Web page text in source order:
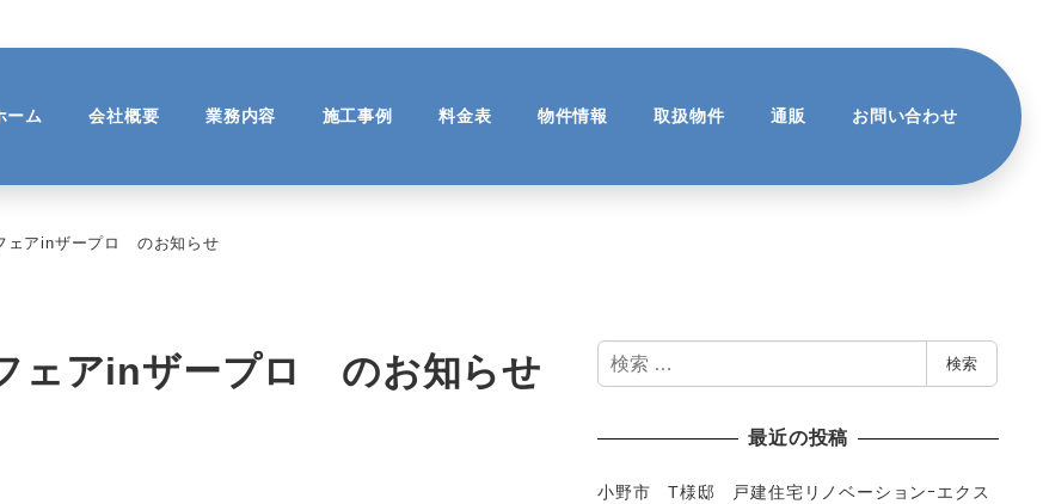
ーム 会社概要 業務内容 施工事例 料金表 物件情報 取扱物件 通販 お問い合わせ
ェアinザープロ のお知らせ
ェアinザープロ のお知らせ
検
索
検索
最近の投稿
小野市 T様邸 戸建住宅リノベーションｰエクス